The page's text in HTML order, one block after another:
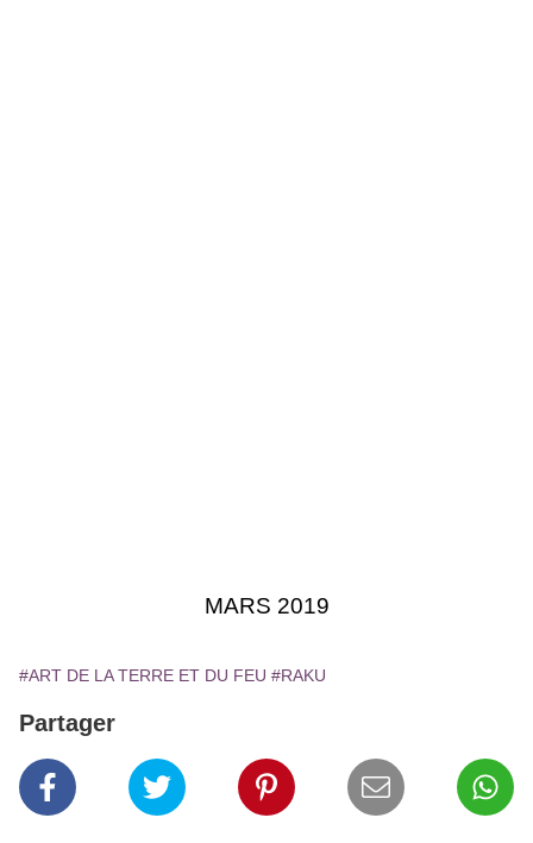
MARS 2019
#ART DE LA TERRE ET DU FEU #RAKU
Partager